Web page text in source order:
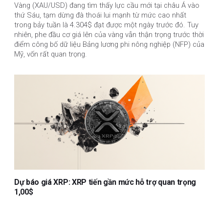
Vàng (XAU/USD) đang tìm thấy lực cầu mới tại châu Á vào
thứ Sáu, tạm dừng đà thoái lui mạnh từ mức cao nhất
trong bảy tuần là 4.304$ đạt được một ngày trước đó. Tuy
nhiên, phe đầu cơ giá lên của vàng vẫn thận trọng trước thời
điểm công bố dữ liệu Bảng lương phi nông nghiệp (NFP) của
Mỹ, vốn rất quan trọng.
Dự báo giá XRP: XRP tiến gần mức hỗ trợ quan trọng
1,00$